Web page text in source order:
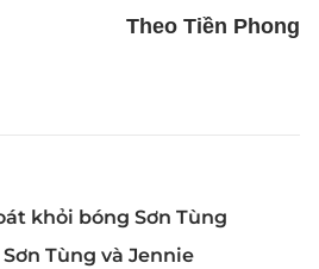
Theo Tiền Phong
khỏi bóng Sơn Tùng
Tùng và Jennie